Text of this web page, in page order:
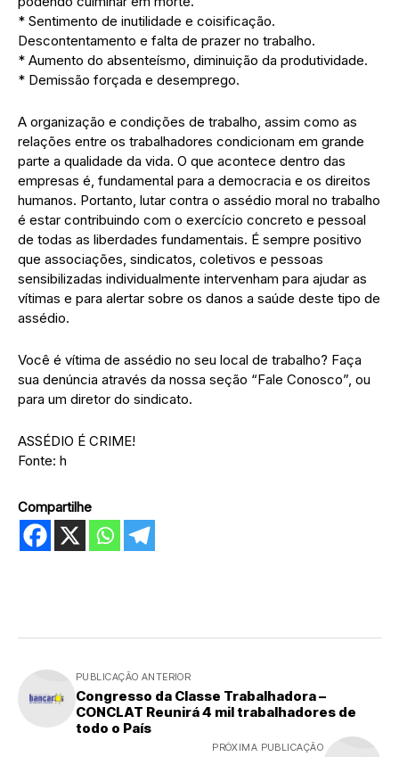
* Sentimento de inutilidade e coisificação.
Descontentamento e falta de prazer no trabalho.
* Aumento do absenteísmo, diminuição da produtividade.
* Demissão forçada e desemprego.
A organização e condições de trabalho, assim como as
relações entre os trabalhadores condicionam em grande
parte a qualidade da vida. O que acontece dentro das
empresas é, fundamental para a democracia e os direitos
humanos. Portanto, lutar contra o assédio moral no trabalho
é estar contribuindo com o exercício concreto e pessoal
de todas as liberdades fundamentais. É sempre positivo
que associações, sindicatos, coletivos e pessoas
sensibilizadas individualmente intervenham para ajudar as
vítimas e para alertar sobre os danos a saúde deste tipo de
assédio.
Você é vítima de assédio no seu local de trabalho? Faça
sua denúncia através da nossa seção “Fale Conosco”, ou
para um diretor do sindicato.
ASSÉDIO É CRIME!
Fonte: h
Compartilhe
PUBLICAÇÃO ANTERIOR
Congresso da Classe Trabalhadora –
CONCLAT Reunirá 4 mil trabalhadores de
todo o País
PRÓXIMA PUBLICAÇÃO